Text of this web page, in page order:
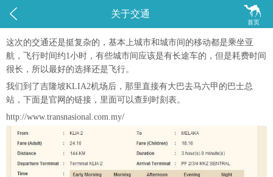
 
首页
关于交通
这次的交通还是挺复杂的，基本上城市和城市间的移动都是乘坐亚
航，飞行时间约1小时，有些城市间应该是有长途车的，但是耗费时间
很长，所以最好的选择还是飞行。
我们到了吉隆坡KLIA2机场后，那里直接有大巴去马六甲的巴士总
站，下面是官网的链接，里面可以查到时刻表。
http://www.transnasional.com.my/